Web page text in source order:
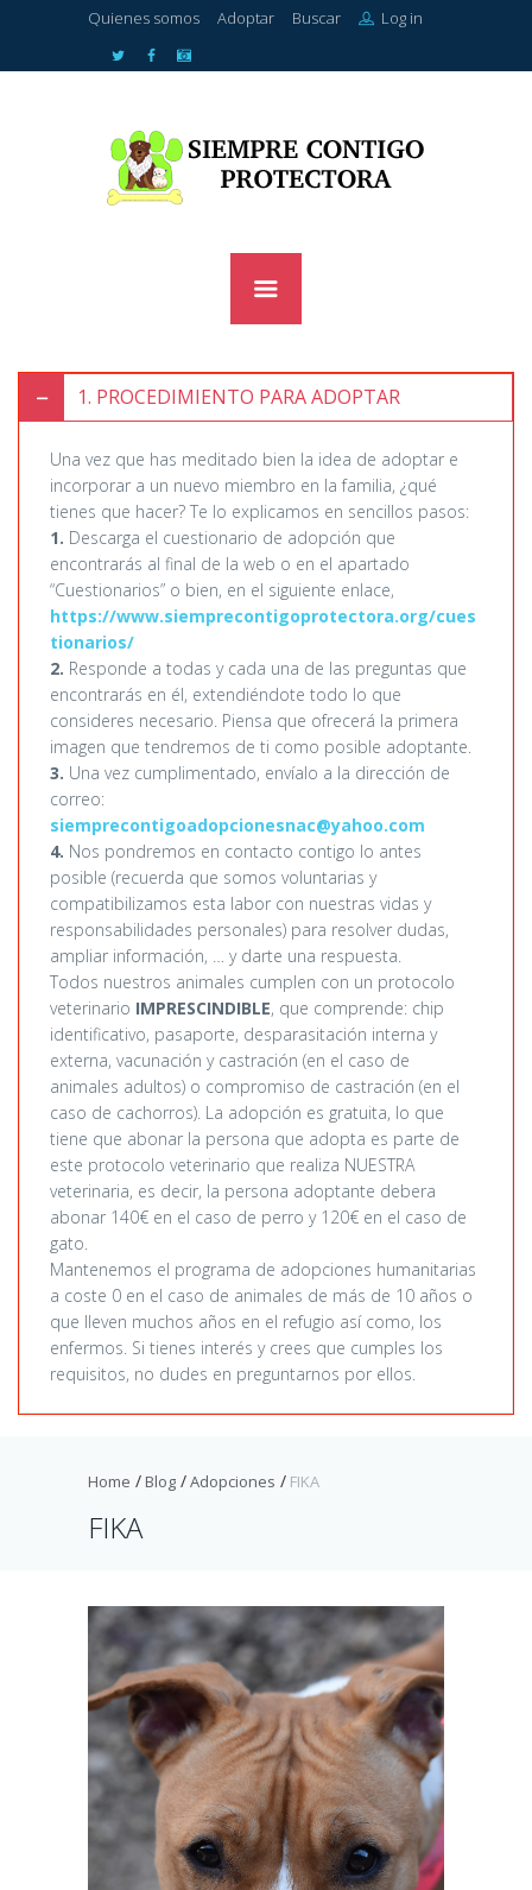
Quienes somos Adoptar Buscar Log in
1 PROCEDIMIENTO PARA ADOPTAR
Una vez que has meditado bien la idea de adoptar e
incorporar a un nuevo miembro en la familia, ¿qué
tienes que hacer? Te lo explicamos en sencillos pasos:
1. Descarga el cuestionario de adopción que
encontrarás al final de la web o en el apartado
“Cuestionarios” o bien, en el siguiente enlace,
https://www.siemprecontigoprotectora.org/cues
tionarios/
2. Responde a todas y cada una de las preguntas que
encontrarás en él, extendiéndote todo lo que
consideres necesario. Piensa que ofrecerá la primera
imagen que tendremos de ti como posible adoptante.
3. Una vez cumplimentado, envíalo a la dirección de
correo:
siemprecontigoadopcionesnac@yahoo.com
4. Nos pondremos en contacto contigo lo antes
posible (recuerda que somos voluntarias y
compatibilizamos esta labor con nuestras vidas y
responsabilidades personales) para resolver dudas,
ampliar información, … y darte una respuesta.
Todos nuestros animales cumplen con un protocolo
veterinario IMPRESCINDIBLE, que comprende: chip
identificativo, pasaporte, desparasitación interna y
externa, vacunación y castración (en el caso de
animales adultos) o compromiso de castración (en el
caso de cachorros). La adopción es gratuita, lo que
tiene que abonar la persona que adopta es parte de
este protocolo veterinario que realiza NUESTRA
veterinaria, es decir, la persona adoptante debera
abonar 140€ en el caso de perro y 120€ en el caso de
gato.
Mantenemos el programa de adopciones humanitarias
a coste 0 en el caso de animales de más de 10 años o
que lleven muchos años en el refugio así como, los
enfermos. Si tienes interés y crees que cumples los
requisitos, no dudes en preguntarnos por ellos.
Home Blog Adopciones FIKA
FIKA